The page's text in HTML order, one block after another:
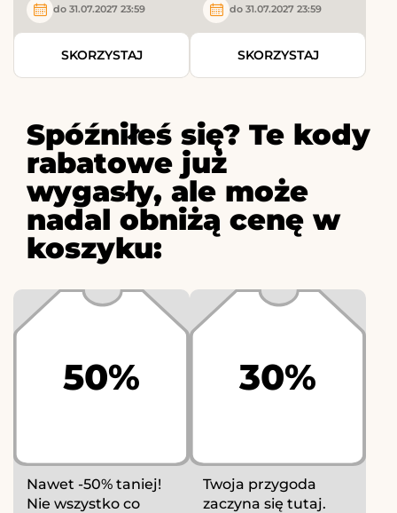
do 31.07.2027 23:59
SKORZYSTAJ
do 31.07.2027 23:59
SKORZYSTAJ
Spóźniłeś się? Te kody
rabatowe już
wygasły, ale może
nadal obniżą cenę w
koszyku:
50%
Nawet -50% taniej!
Nie wszystko co
30%
Twoja przygoda
zaczyna się tutaj.